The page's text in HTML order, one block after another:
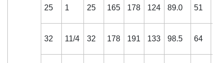
25 1 25 165 178 124 89.0 51
32 11/4 32 178 191 133 98.5 64